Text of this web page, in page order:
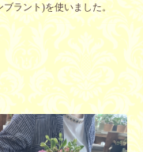
ラント)を使いました。